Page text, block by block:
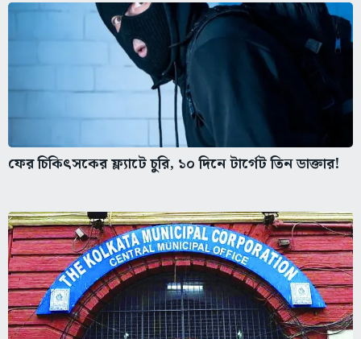
ফের চিকিৎসকের ফ্ল্যাটে চুরি, ১০ দিনে টার্গেট তিন ডাক্তার!